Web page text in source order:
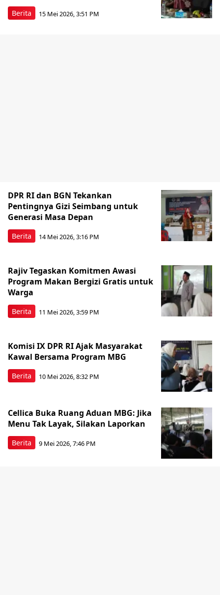
Berita 15 Mei 2026, 3:51 PM
Berita
DPR RI dan BGN Tekankan
Pentingnya Gizi Seimbang untuk
Generasi Masa Depan
14 Mei 2026, 3:16 PM
Berita
Rajiv Tegaskan Komitmen Awasi
Program Makan Bergizi Gratis untuk
Warga
11 Mei 2026, 3:59 PM
Berita
Komisi IX DPR RI Ajak Masyarakat
Kawal Bersama Program MBG
10 Mei 2026, 8:32 PM
Berita
Cellica Buka Ruang Aduan MBG: Jika
Menu Tak Layak, Silakan Laporkan
9 Mei 2026, 7:46 PM